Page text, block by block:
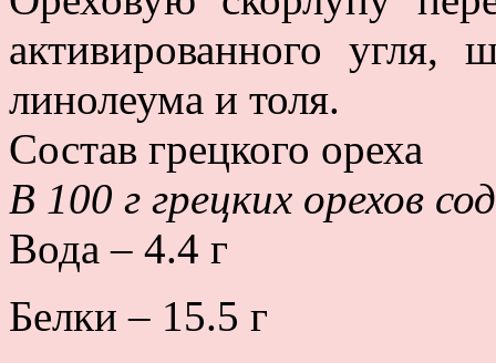
активированного угля,
линолеума и толя.
Состав грецкого ореха
В 100 г грецких орехов
Вода – 4.4 г
Белки – 15.5 г